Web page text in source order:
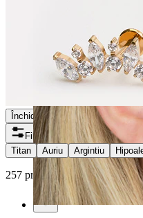
Închide
Filtre
Titan
Auriu Argintiu
257 produse găsite